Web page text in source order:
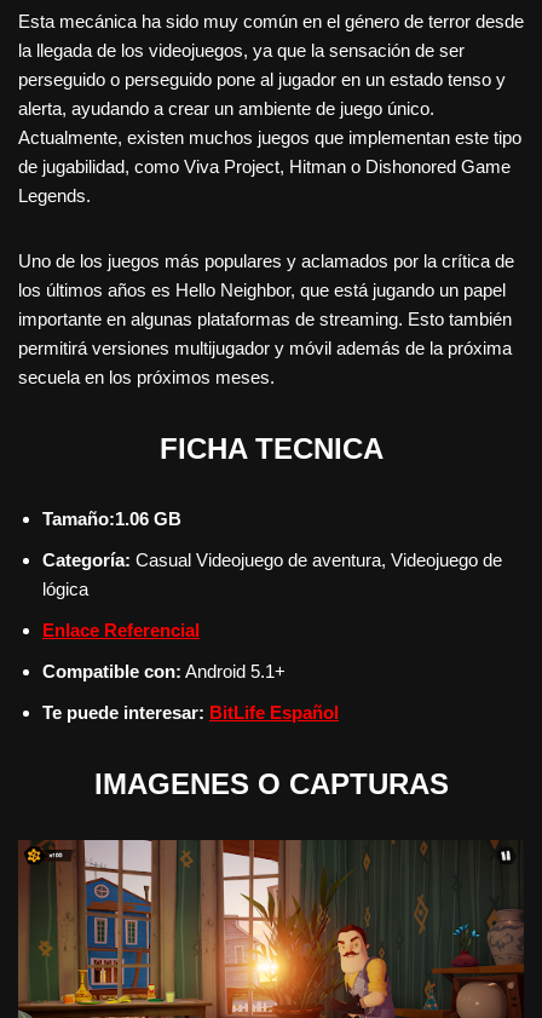
Esta mecánica ha sido muy común en el género de terror desde
la llegada de los videojuegos, ya que la sensación de ser
perseguido o perseguido pone al jugador en un estado tenso y
alerta, ayudando a crear un ambiente de juego único.
Actualmente, existen muchos juegos que implementan este tipo
de jugabilidad, como Viva Project, Hitman o Dishonored Game
Legends.
Uno de los juegos más populares y aclamados por la crítica de
los últimos años es Hello Neighbor, que está jugando un papel
importante en algunas plataformas de streaming. Esto también
permitirá versiones multijugador y móvil además de la próxima
secuela en los próximos meses.
FICHA TECNICA
Tamaño:1.06 GB
Categoría: Casual Videojuego de aventura, Videojuego de
lógica
Enlace Referencial
Compatible con: Android 5.1+
Te puede interesar: BitLife Español
IMAGENES O CAPTURAS